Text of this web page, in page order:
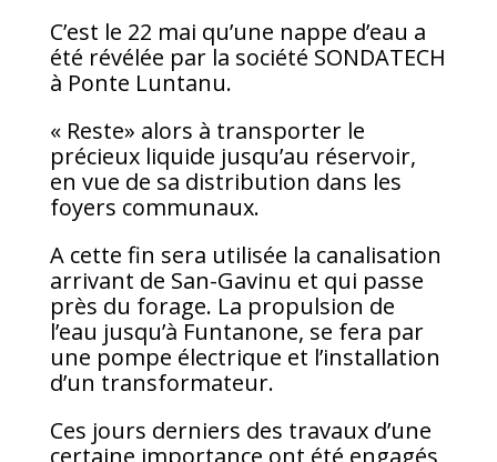
C’est le 22 mai qu’une nappe d’eau a
été révélée par la société SONDATECH
à Ponte Luntanu.
« Reste» alors à transporter le
précieux liquide jusqu’au réservoir,
en vue de sa distribution dans les
foyers communaux.
A cette fin sera utilisée la canalisation
arrivant de San-Gavinu et qui passe
près du forage. La propulsion de
l’eau jusqu’à Funtanone, se fera par
une pompe électrique et l’installation
d’un transformateur.
Ces jours derniers des travaux d’une
certaine importance ont été engagés